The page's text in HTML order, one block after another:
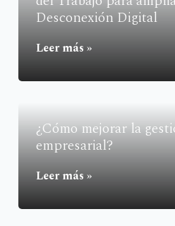
Desconexión Digital
Leer más »
¿Cómo mejorar la
empresarial?
Leer más »